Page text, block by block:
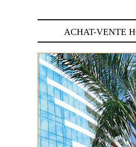
ACHAT-VENTE